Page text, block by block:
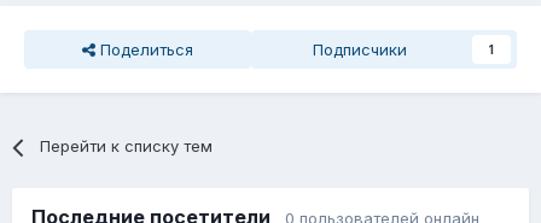
Поделиться Подписчики 1
Перейти к списку тем
Последние посетители 0 пользователей онлайн